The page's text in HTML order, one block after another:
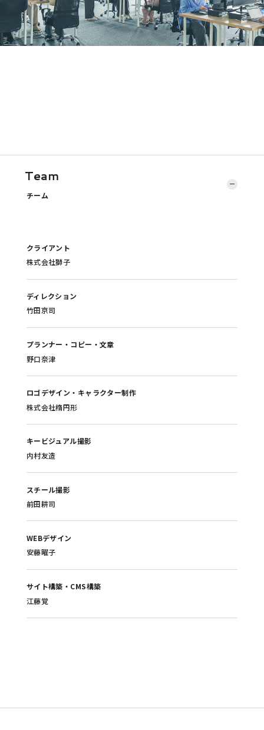
Team
チーム
クライアント
株式会社獅子
ディレクション
竹田京司
プランナー・コピー・文章
野口奈津
ロゴデザイン・キャラクター制作
株式会社楕円形
キービジュアル撮影
内村友造
スチール撮影
前田耕司
WEBデザイン
安藤曜子
サイト構築・CMS構築
江藤覚